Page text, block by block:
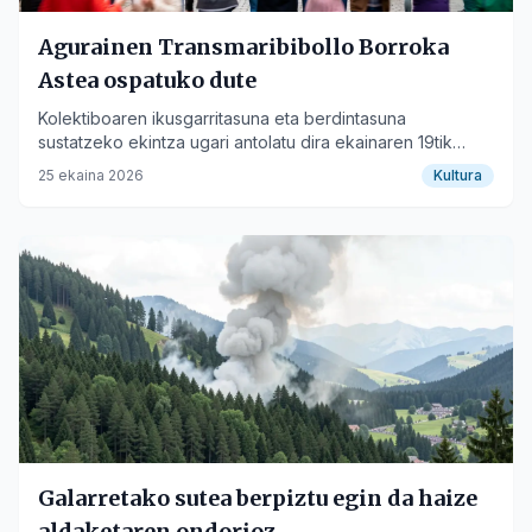
Agurainen Transmaribibollo Borroka
Astea ospatuko dute
Kolektiboaren ikusgarritasuna eta berdintasuna
sustatzeko ekintza ugari antolatu dira ekainaren 19tik
26ra.
25 ekaina 2026 Kultura
Galarretako sutea berpiztu egin da haize